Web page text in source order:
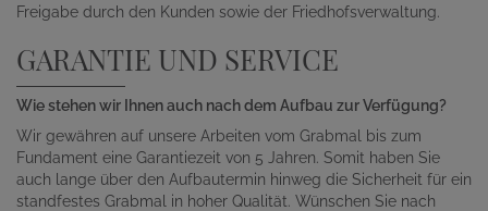
Freigabe durch den Kunden sowie der Friedhofsverwaltung.
GARANTIE UND SERVICE
Wie stehen wir Ihnen auch nach dem Aufbau zur Verfügung?
Wir gewähren auf unsere Arbeiten vom Grabmal bis zum
Fundament eine Garantiezeit von 5 Jahren. Somit haben Sie
auch lange über den Aufbautermin hinweg die Sicherheit für ein
standfestes Grabmal in hoher Qualität. Wünschen Sie nach